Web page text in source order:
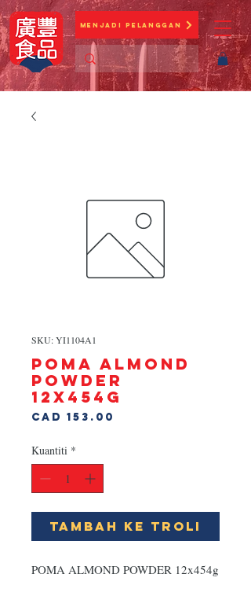
Menjadi Pelanggan
SKU: YI1104A1
POMA ALMOND
POWDER
12x454g
CAD 153.00
Kuantiti *
Tambah ke Troli
POMA ALMOND POWDER 12x454g